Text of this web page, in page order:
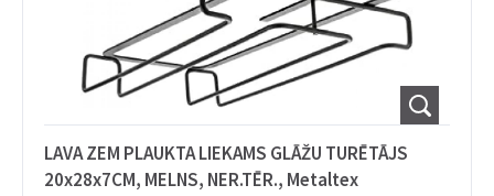
LAVA ZEM PLAUKTA LIEKAMS GLĀŽU TURĒTĀJS
20x28x7CM, MELNS, NER.TĒR., Metaltex